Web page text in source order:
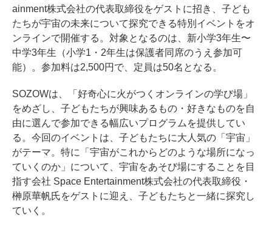
ainment株式会社の代表取締役をゲストに招き、子ども
たちが宇宙の未来について探究できる特別イベントをオ
ンラインで開催する。対象となるのは、新小学3年生〜
中学3年生（小学1・2年生は保護者同席のうえ参加可
能）。参加料は2,500円で、定員は50名となる。
SOZOWは、「好奇心に火がつくオンラインの学び場」
をめざし、子どもたちが興味あるもの・好きなものを自
由に選んで参加できる幅広いプログラムを提供してい
る。今回のイベントは、子どもたちに大人気の「宇宙」
がテーマ。特に「宇宙がこれからどのような場所になっ
ていくのか」について、宇宙をあそび場にすることを目
指す会社 Space Entertainment株式会社の代表取締役・
榊原華帆氏をゲストに迎え、子どもたちと一緒に探究し
ていく。